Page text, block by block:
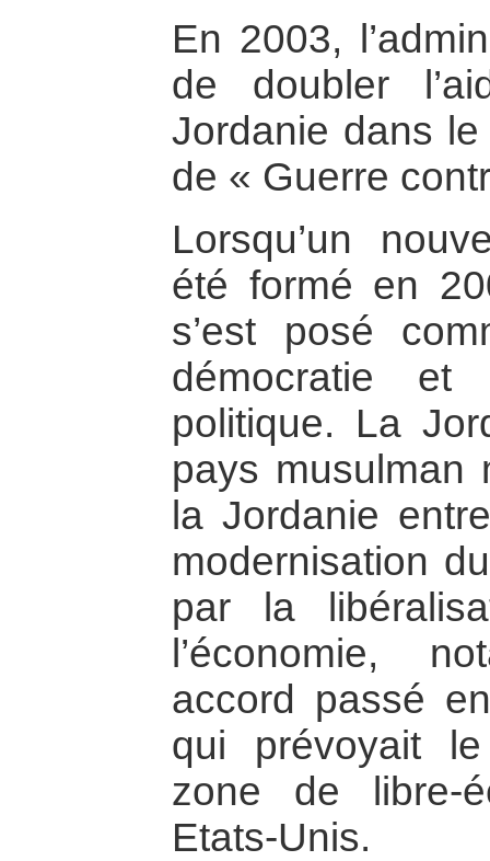
En 2003,
de doubler
Jordanie dans
de « Guerre
Lorsqu’un
été formé en
s’est posé
démocratie
politique. La
pays musulman
la Jordanie
modernisation
par la
l’économie,
accord passé
qui prévoyait
zone de libre-
Etats-Unis.